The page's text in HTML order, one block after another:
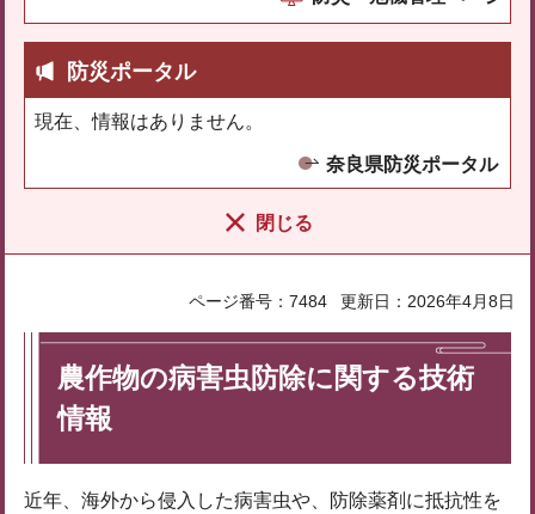
防災ポータル
現在、情報はありません。
奈良県防災ポータル
閉じる
ページ番号：7484 更新日：2026年4月8日
農作物の病害虫防除に関する技術
情報
近年、海外から侵入した病害虫や、防除薬剤に抵抗性を